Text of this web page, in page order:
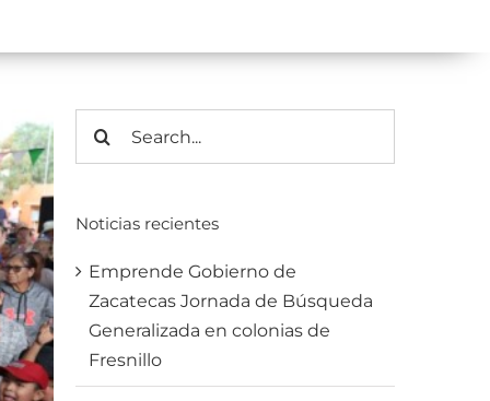
Noticias recientes
Emprende Gobierno de
Zacatecas Jornada de Búsqueda
Generalizada en colonias de
Fresnillo